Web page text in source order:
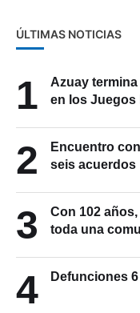
ÚLTIMAS NOTICIAS
1
Azuay
en los Juegos
2
Encuentro
seis acuerdos
3
Con 102
toda una
4 Defunciones